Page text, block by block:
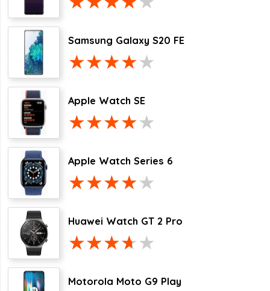
Samsung Galaxy S20 FE
Apple Watch SE
Apple Watch Series 6
Huawei Watch GT 2 Pro
Motorola Moto G9 Play